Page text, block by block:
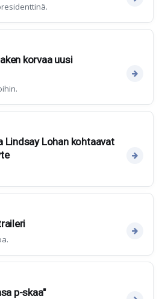
korvaa uusi
Lindsay Lohan kohtaavat
p-skaa"